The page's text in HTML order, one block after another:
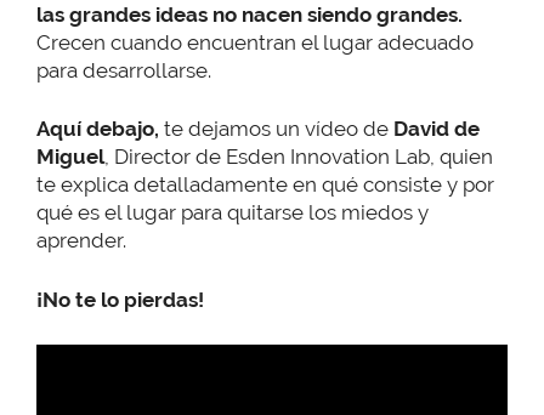
las grandes ideas no nacen siendo grandes.
Crecen cuando encuentran el lugar adecuado
para desarrollarse.
Aquí debajo, te dejamos un vídeo de David de
Miguel, Director de Esden Innovation Lab, quien
te explica detalladamente en qué consiste y por
qué es el lugar para quitarse los miedos y
aprender.
¡No te lo pierdas!